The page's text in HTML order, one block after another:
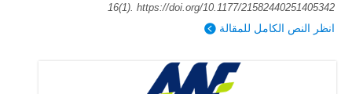
16(1). https://doi.org/10.1177/21582440251405342
انظر النص الكامل للمقالة